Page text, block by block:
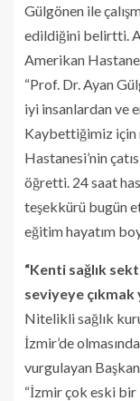
Gülgönen ile
edildiğini belirtti.
Amerikan
“Prof. Dr. Ayan
iyi insanlardan ve
Kaybettiğimiz için
Hastanesi’nin
öğretti. 24 saat
teşekkürü bugün
eğitim hayatım
“Kenti sağlık
seviyeye çıkmak
Nitelikli sağlık
İzmir’de
vurgulayan
“İzmir çok eski bir